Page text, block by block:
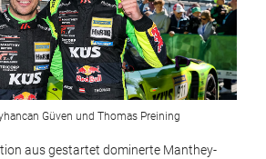
Güven und Thomas Preining
aus gestartet dominerte Manthey-